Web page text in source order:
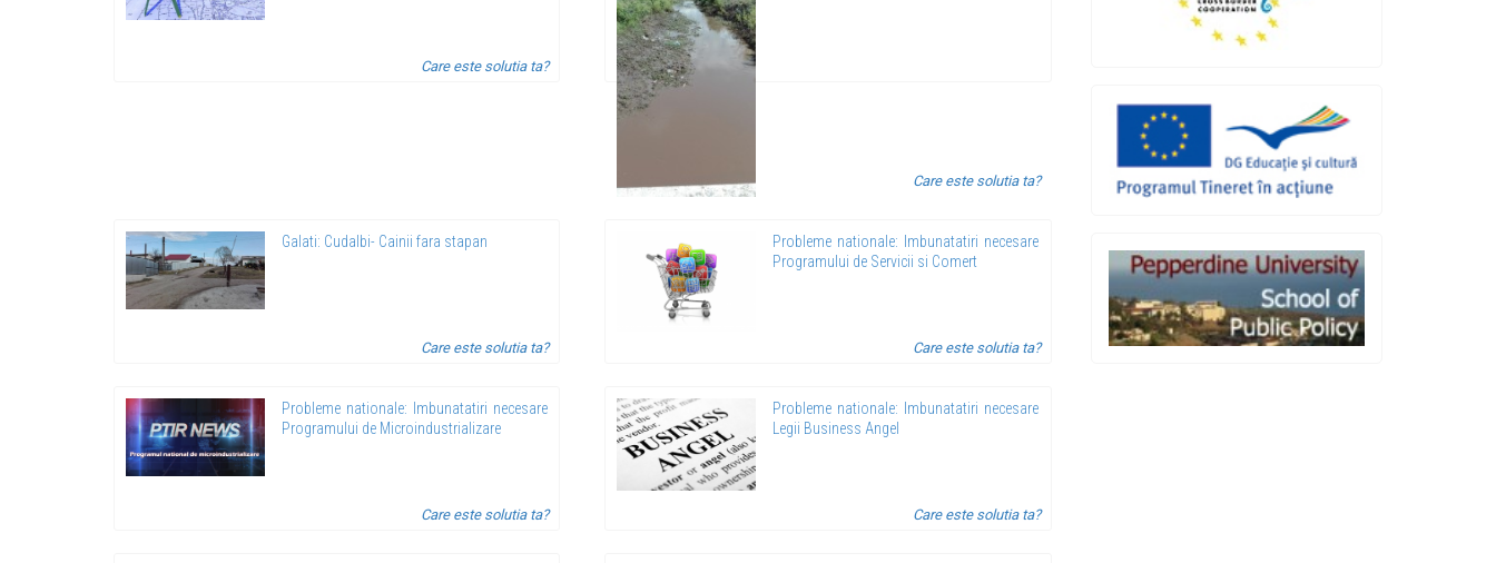
Care este solutia ta?
Care este solutia ta?
Galati: Cudalbi- Cainii fara stapan
Care este solutia ta?
Probleme nationale: Imbunatatiri necesare
Programului de Servicii si Comert
Care este solutia ta?
Probleme nationale: Imbunatatiri necesare
Programului de Microindustrializare
Care este solutia ta?
Probleme nationale: Imbunatatiri necesare
Legii Business Angel
Care este solutia ta?